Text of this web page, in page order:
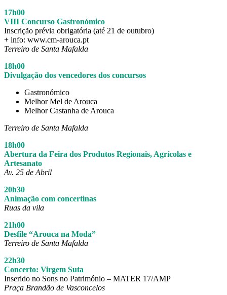
17h00
VIII Concurso Gastronómico
Inscrição prévia obrigatória (até 21 de outubro)
+ info: www.cm-arouca.pt
Terreiro de Santa Mafalda
18h00
Divulgação dos vencedores dos concursos
Gastronómico
Melhor Mel de Arouca
Melhor Castanha de Arouca
Terreiro de Santa Mafalda
18h00
Abertura da Feira dos Produtos Regionais, Agrícolas e
Artesanato
Av. 25 de Abril
20h30
Animação com concertinas
Ruas da vila
21h00
Desfile “Arouca na Moda”
Terreiro de Santa Mafalda
22h30
Concerto: Virgem Suta
Inserido no Sons no Património – MATER 17/AMP
Praça Brandão de Vasconcelos